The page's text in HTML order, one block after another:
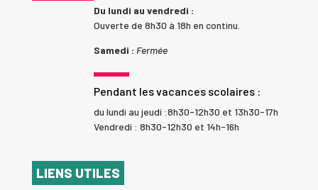
Du lundi au vendredi :
Ouverte de 8h30 à 18h en continu.
Samedi : Fermée
Pendant les vacances scolaires :
du lundi au jeudi :8h30-12h30 et 13h30-17h
Vendredi : 8h30-12h30 et 14h-16h
LIENS UTILES